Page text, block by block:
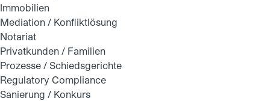
Immobilien
Mediation / Konfliktlösung
Notariat
Privatkunden / Familien
Prozesse / Schiedsgerichte
Regulatory Compliance
Sanierung / Konkurs